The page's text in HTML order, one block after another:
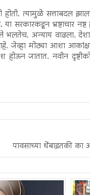
त्यामुळे सत्ताबदल
भ्रष्टाचार नष्ट
अन्याय वाढला. देशाची
मोठ्या आशा आकांक्षा
होऊन जातात. नवीन
पावसाच्या थेंबाइतकी का